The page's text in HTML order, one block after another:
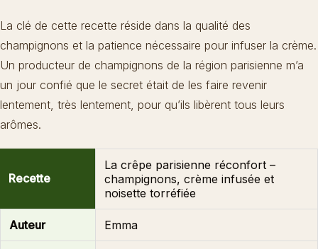
La clé de cette recette réside dans la qualité des
champignons et la patience nécessaire pour infuser la crème.
Un producteur de champignons de la région parisienne m’a
un jour confié que le secret était de les faire revenir
lentement, très lentement, pour qu’ils libèrent tous leurs
arômes.
Recette
La crêpe parisienne réconfort –
champignons, crème infusée et
noisette torréfiée
Auteur Emma